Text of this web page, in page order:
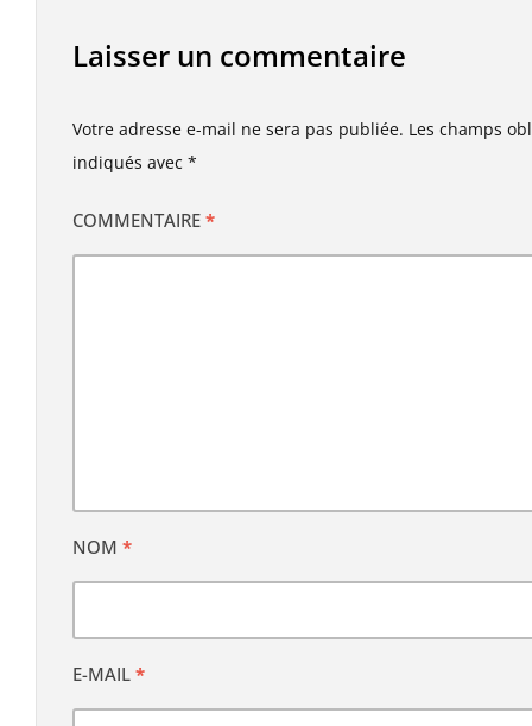
Laisser un commentaire
Votre adresse e-mail ne sera pas publiée. Les champs
indiqués avec *
COMMENTAIRE *
NOM *
E-MAIL *